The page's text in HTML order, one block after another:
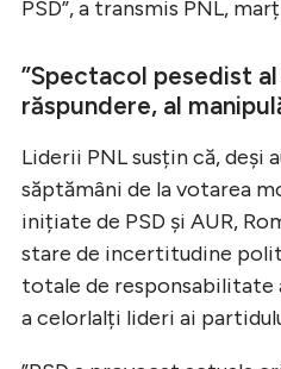
PSD”, a transmis PNL,
”Spectacol pesedist
răspundere, al
Liderii PNL susțin că, deși
săptămâni de la votarea
inițiate de PSD și AUR,
stare de incertitudine
totale de responsabilitate
a celorlalți lideri ai